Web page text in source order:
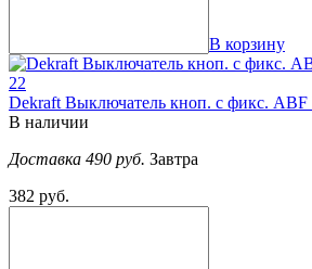
В корзину
Dekraft Выключатель кноп. с фикс.
В наличии
Доставка 490 руб. Завтра
382 руб.